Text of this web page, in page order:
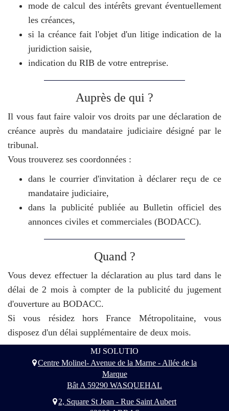
mode de calcul des intérêts grevant éventuellement
les créances,
si la créance fait l'objet d'un litige indication de la
juridiction saisie,
indication du RIB de votre entreprise.
Auprès de qui ?
Il vous faut faire valoir vos droits par une déclaration de
créance auprès du mandataire judiciaire désigné par le
tribunal.
Vous trouverez ses coordonnées :
dans le courrier d'invitation à déclarer reçu de ce
mandataire judiciaire,
dans la publicité publiée au Bulletin officiel des
annonces civiles et commerciales (BODACC).
Quand ?
Vous devez effectuer la déclaration au plus tard dans le
délai de 2 mois à compter de la publicité du jugement
d'ouverture au BODACC.
Si vous résidez hors France Métropolitaine, vous
disposez d'un délai supplémentaire de deux mois.
MJ SOLUTIO
Centre Molinel- Avenue de la Marne - Allée de la
Marque
Bât A 59290 WASQUEHAL
2, Square St Jean - Rue Saint Aubert